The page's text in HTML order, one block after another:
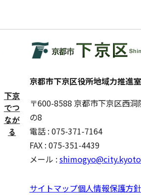
下京
でつ
なが
る
京都市下京区役所地域力推進室
〒600-8588 京都市下京区西
の8
電話 : 075-371-7164
FAX : 075-351-4439
メール :
サイトマップ個人情報保護方針